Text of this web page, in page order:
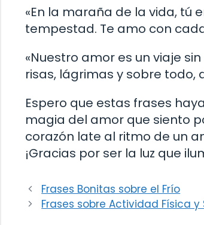
«En la maraña de la vida, tú
tempestad. Te amo con
«Nuestro amor es un viaje
risas, lágrimas y sobre todo,
Espero que estas frases
magia del amor que siento
corazón late al ritmo de un
¡Gracias por ser la luz que
Frases Bonitas sobre el Frío
Frases sobre Actividad Física y